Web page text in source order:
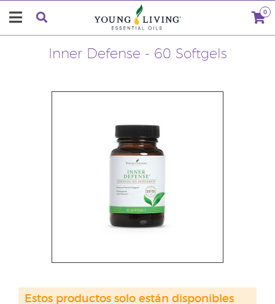
0
Inner Defense - 60 Softgels
Estos productos solo están disponibles